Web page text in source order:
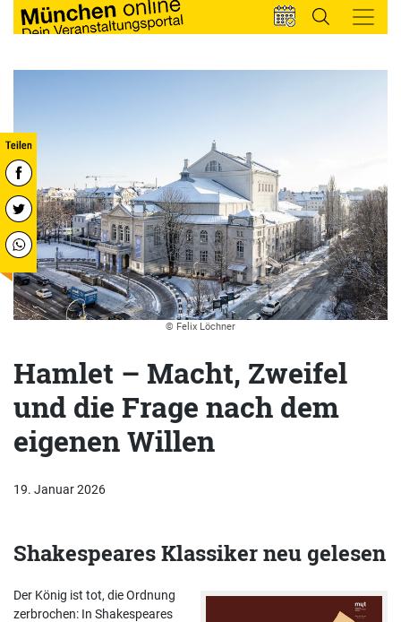
© Felix Löchner
Hamlet – Macht, Zweifel
und die Frage nach dem
eigenen Willen
19. Januar 2026
Shakespeares Klassiker neu gelesen
Der König ist tot, die Ordnung
zerbrochen: In Shakespeares